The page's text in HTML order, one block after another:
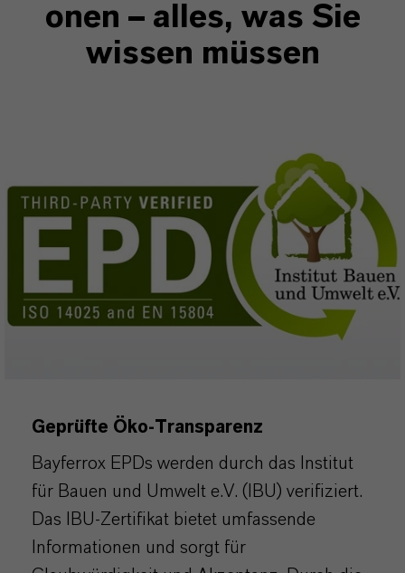
onen – alles, was Sie
wissen müssen
Geprüfte Öko-Transparenz
Bayferrox EPDs werden durch das Institut
für Bauen und Umwelt e.V. (IBU) verifiziert.
Das IBU-Zertifikat bietet umfassende
Informationen und sorgt für